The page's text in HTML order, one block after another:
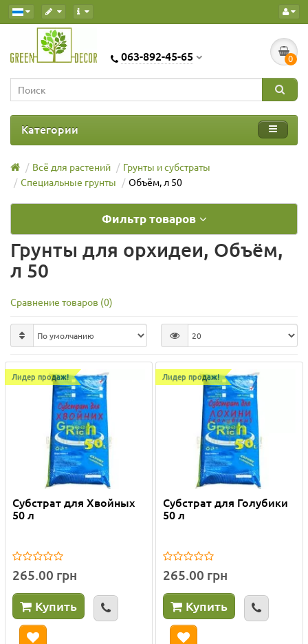
063-892-45-65 0
Категории
Всё для растений
Грунты и субстраты
Специальные грунты
Объём, л 50
Фильтр товаров
Грунты для орхидеи, Объём,
л 50
Сравнение товаров (0)
Лидер продаж!
Субстрат для Хвойных
50 л
265.00 грн
Купить
Лидер продаж!
Субстрат для Голубики
50 л
265.00 грн
Купить